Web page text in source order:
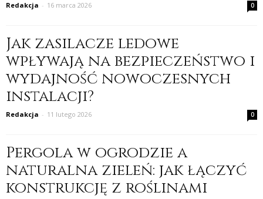
Redakcja - 16 marca 2026 0
Jak zasilacze ledowe
wpływają na bezpieczeństwo i
wydajność nowoczesnych
instalacji?
Redakcja - 11 lutego 2026 0
Pergola w ogrodzie a
naturalna zieleń: jak łączyć
konstrukcję z roślinami